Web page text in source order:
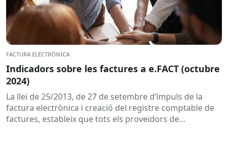
FACTURA ELECTRÒNICA
Indicadors sobre les factures a e.FACT (octubre
2024)
La llei de 25/2013, de 27 de setembre d’impuls de la
factura electrònica i creació del registre comptable de
factures, estableix que tots els proveïdors de...